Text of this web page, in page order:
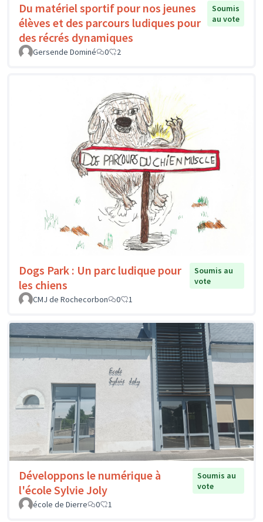
Du matériel sportif pour nos jeunes
élèves et des parcours ludiques pour
des récrés dynamiques
Soumis
au vote
Gersende Dominé 0 2
Dogs Park : Un parc ludique pour
les chiens
Soumis au
vote
CMJ de Rochecorbon
0 1
Développons le numérique à
l'école Sylvie Joly
Soumis au
vote
école de Dierre
0 1